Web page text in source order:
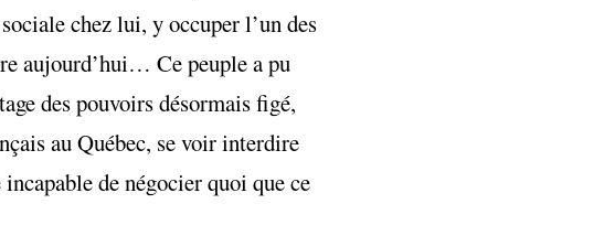
chez lui, y occuper l’un des
aujourd’hui… Ce peuple a pu
des pouvoirs désormais figé,
au Québec, se voir interdire
de négocier quoi que ce